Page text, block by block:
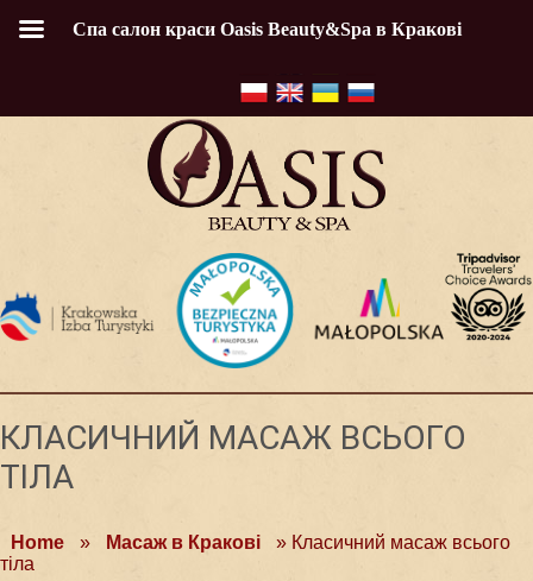
КЛАСИЧНИЙ МАСАЖ ВСЬОГО
ТІЛА
Home » Масаж в Кракові » Класичний масаж всього
тіла
Спа салон краси Oasis Beauty&Spa в Кракові